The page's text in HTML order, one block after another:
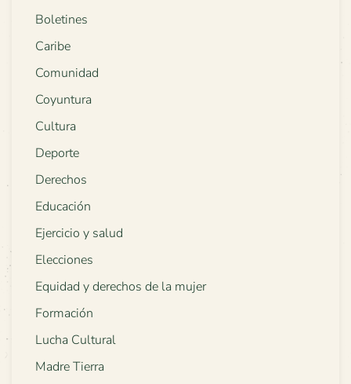
Boletines
Caribe
Comunidad
Coyuntura
Cultura
Deporte
Derechos
Educación
Ejercicio y salud
Elecciones
Equidad y derechos de la mujer
Formación
Lucha Cultural
Madre Tierra